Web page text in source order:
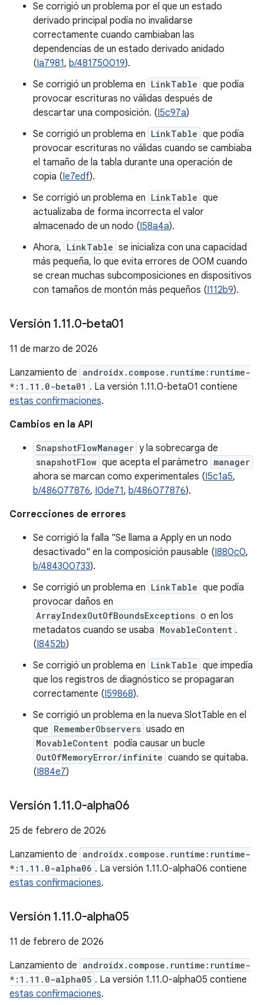
Se corrigió un problema por el que un estado
derivado principal podía no invalidarse
correctamente cuando cambiaban las
dependencias de un estado derivado anidado
(Ia7981, b/481750019).
Se corrigió un problema en LinkTable que podía
provocar escrituras no válidas después de
descartar una composición. (I5c97a)
Se corrigió un problema en LinkTable que podía
provocar escrituras no válidas cuando se cambiaba
el tamaño de la tabla durante una operación de
copia (Ie7edf).
Se corrigió un problema en LinkTable que
actualizaba de forma incorrecta el valor
almacenado de un nodo (I58a4a).
Ahora, LinkTable se inicializa con una capacidad
más pequeña, lo que evita errores de OOM cuando
se crean muchas subcomposiciones en dispositivos
con tamaños de montón más pequeños (I112b9).
Versión 1.11.0-beta01
11 de marzo de 2026
Lanzamiento de androidx.compose.runtime:runtime-
*:1.11.0-beta01 . La versión 1.11.0-beta01 contiene
estas confirmaciones.
Cambios en la API
SnapshotFlowManager y la sobrecarga de
snapshotFlow que acepta el parámetro manager
ahora se marcan como experimentales (I5c1a5,
b/486077876, I0de71, b/486077876).
Correcciones de errores
Se corrigió la falla "Se llama a Apply en un nodo
desactivado" en la composición pausable (I880c0,
b/484300733).
Se corrigió un problema en LinkTable que podía
provocar daños en
ArrayIndexOutOfBoundsExceptions o en los
metadatos cuando se usaba MovableContent .
(I8452b)
Se corrigió un problema en LinkTable que impedía
que los registros de diagnóstico se propagaran
correctamente (I59868).
Se corrigió un problema en la nueva SlotTable en el
que RememberObservers usado en
MovableContent podía causar un bucle
OutOfMemoryError/infinite cuando se quitaba.
(I884e7)
Versión 1.11.0-alpha06
25 de febrero de 2026
Lanzamiento de androidx.compose.runtime:runtime-
*:1.11.0-alpha06 . La versión 1.11.0-alpha06 contiene
estas confirmaciones.
Versión 1.11.0-alpha05
11 de febrero de 2026
Lanzamiento de androidx.compose.runtime:runtime-
*:1.11.0-alpha05 . La versión 1.11.0-alpha05 contiene
estas confirmaciones.